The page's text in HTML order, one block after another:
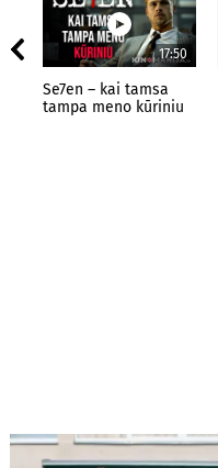
17:50
Se7en – kai tamsa
tampa meno kūriniu